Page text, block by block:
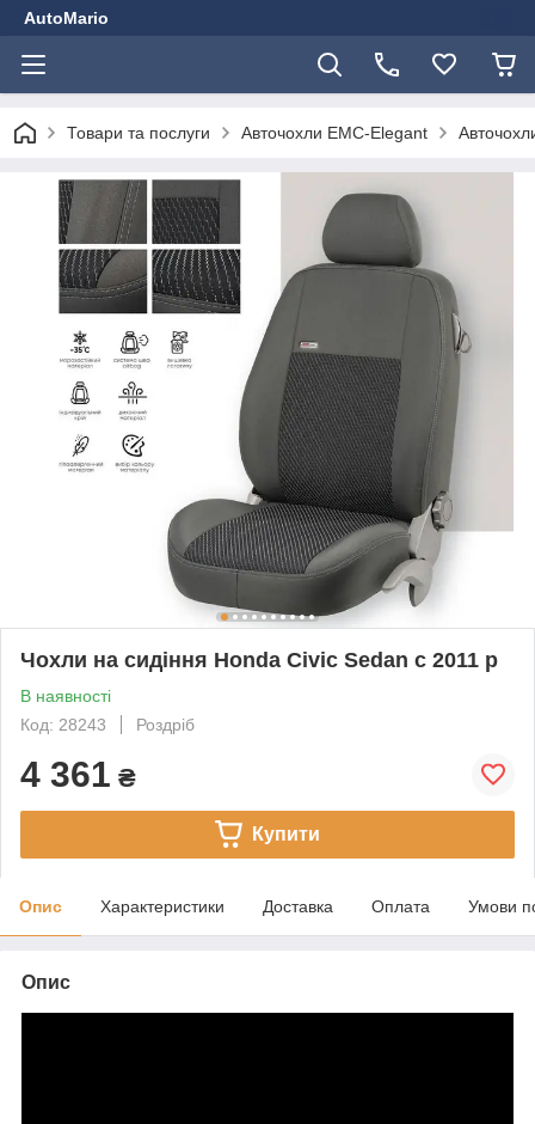
AutoMario
Товари та послуги Авточохли EMC-Elegant
Чохли на сидіння Honda Civic Sedan c 2011 р
В наявності
Код: 28243
Роздріб
4 361 ₴
Купити
Опис Характеристики Доставка Оплата Умови
Опис